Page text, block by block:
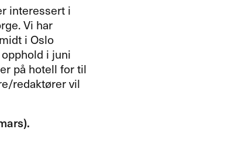
interessert i
Vi har
i Oslo
i juni
på hotell for til
redaktører vil